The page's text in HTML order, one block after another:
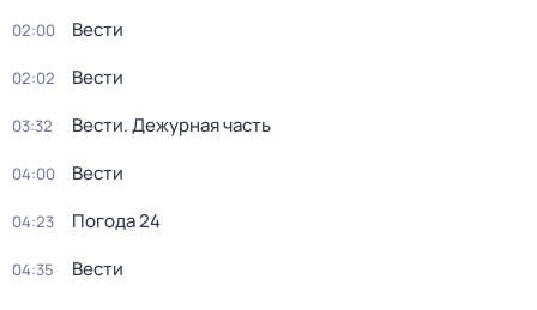
02:00 Вести
02:02 Вести
03:32 Вести. Дежурная часть
04:00 Вести
04:23 Погода 24
04:35 Вести